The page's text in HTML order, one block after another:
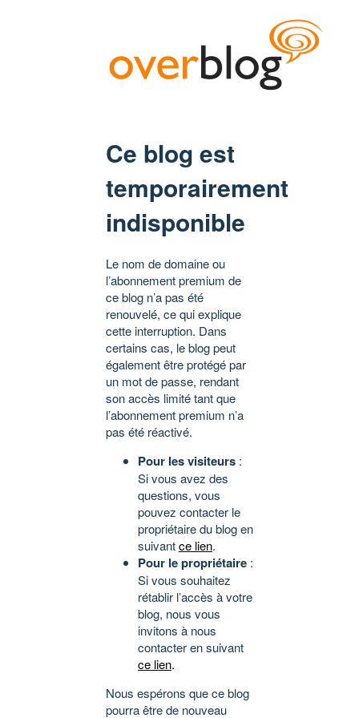
Ce blog est
temporairement
indisponible
Le nom de domaine ou
l’abonnement premium de
ce blog n’a pas été
renouvelé, ce qui explique
cette interruption. Dans
certains cas, le blog peut
également être protégé par
un mot de passe, rendant
son accès limité tant que
l’abonnement premium n’a
pas été réactivé.
Pour les visiteurs :
Si vous avez des
questions, vous
pouvez contacter le
propriétaire du blog en
suivantce lien.
Pour le propriétaire :
Si vous souhaitez
rétablir l’accès à votre
blog, nous vous
invitons à nous
contacter en suivant
ce lien.
Nous espérons que ce blog
pourra être de nouveau